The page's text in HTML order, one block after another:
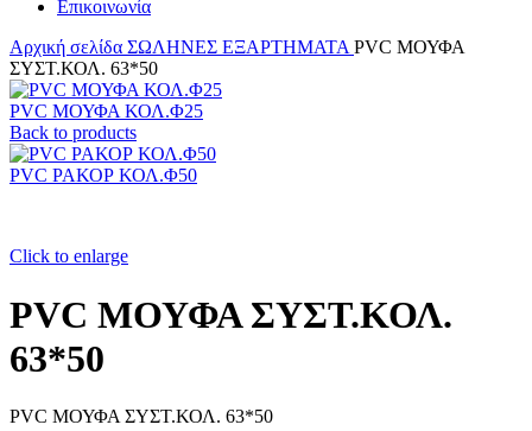
Επικοινωνία
Αρχική σελίδα ΣΩΛΗΝΕΣ ΕΞΑΡΤΗΜΑΤΑ PVC ΜΟΥΦΑ
ΣΥΣΤ.ΚΟΛ. 63*50
PVC ΜΟΥΦΑ ΚΟΛ.Φ25
Back to products
PVC ΡΑΚΟΡ ΚΟΛ.Φ50
Click to enlarge
PVC ΜΟΥΦΑ ΣΥΣΤ.ΚΟΛ.
63*50
PVC ΜΟΥΦΑ ΣΥΣΤ.ΚΟΛ. 63*50